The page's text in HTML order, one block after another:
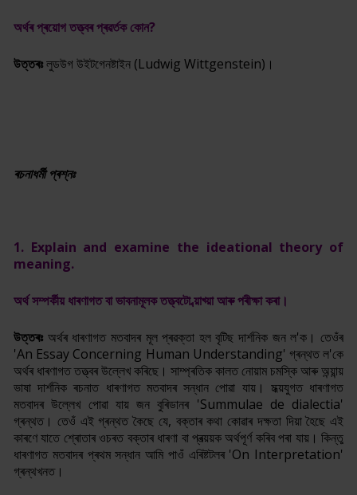
অৰ্থৰ প্ৰয়োগ তত্ত্বৰ প্ৰৱৰ্তক কোন?
উত্তৰঃলুডউগ উইটগেনষ্টাইন (Ludwig Wittgenstein)।
ৰচনাধৰ্মী প্ৰশ্নঃ
1. Explain and examine the ideational theory of
meaning.
অৰ্থ সম্পৰ্কীয় ধাৰণাগত বা ভাবনামূলক তত্ত্বটো ব্য়াখ্য়া আৰু পৰীক্ষা কৰা।
উত্তৰঃ অৰ্থৰ ধাৰণাগত মতবাদৰ মূল প্ৰৱক্তা হল বৃটিছ দাৰ্শনিক জন ল'ক। তেওঁৰ
'An Essay Concerning Human Understanding' গ্ৰন্থত ল'কে
অৰ্থৰ ধাৰণাগত তত্ত্বৰ উল্লেখ কৰিছে। সাম্প্ৰতিক কালত নোয়াম চমস্কি আৰু অন্য়ান্য়
ভাষা দাৰ্শনিক ৰচনাত ধাৰণাগত মতবাদৰ সন্ধান পোৱা যায়। মধ্য়যুগত ধাৰণাগত
মতবাদৰ উল্লেখ পোৱা যায় জন বুৰিডানৰ 'Summulae de dialectia'
গ্ৰন্থত। তেওঁ এই গ্ৰন্থত কৈছে যে, বক্তাৰ কথা কোৱাৰ দক্ষতা দিয়া হৈছে এই
কাৰণে যাতে শ্ৰোতাৰ ওচৰত বক্তাৰ ধাৰণা বা প্ৰত্য়য়ক অৰ্থপূৰ্ণ কৰিব পৰা যায়। কিন্তু
ধাৰণাগত মতবাদৰ প্ৰথম সন্ধান আমি পাওঁ এৰিষ্টটলৰ 'On Interpretation'
গ্ৰন্থখনত।